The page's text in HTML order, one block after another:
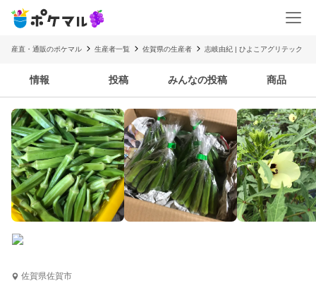
産直・通販のポケマル 生産者一覧 佐賀県の生産者 志岐由紀 | ひよこアグリテック
情報 投稿 みんなの投稿 商品
佐賀県佐賀市